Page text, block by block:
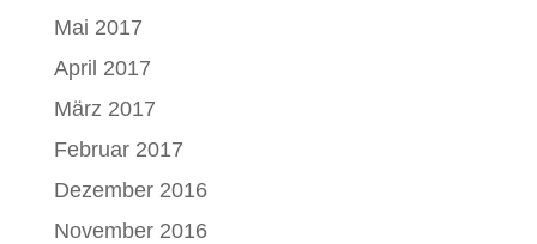
Mai 2017
April 2017
März 2017
Februar 2017
Dezember 2016
November 2016